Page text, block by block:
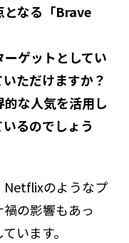
となる「Brave
ゲットとしてい
ただけますか？
な人気を活用し
るのでしょう
Netflixのようなプ
の影響もあっ
います。